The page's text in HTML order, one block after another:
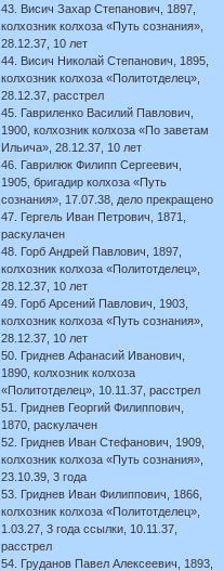
43. Висич Захар Степанович, 1897,
колхозник колхоза «Путь сознания»,
28.12.37, 10 лет
44. Висич Николай Степанович, 1895,
колхозник колхоза «Политотделец»,
28.12.37, расстрел
45. Гавриленко Василий Павлович,
1900, колхозник колхоза «По заветам
Ильича», 28.12.37, 10 лет
46. Гаврилюк Филипп Сергеевич,
1905, бригадир колхоза «Путь
сознания», 17.07.38, дело прекращено
47. Гергель Иван Петрович, 1871,
раскулачен
48. Горб Андрей Павлович, 1897,
колхозник колхоза «Политотделец»,
28.12.37, 10 лет
49. Горб Арсений Павлович, 1903,
колхозник колхоза «Путь сознания»,
28.12.37, 10 лет
50. Гриднев Афанасий Иванович,
1890, колхозник колхоза
«Политотделец», 10.11.37, расстрел
51. Гриднев Георгий Филиппович,
1870, раскулачен
52. Гриднев Иван Стефанович, 1909,
колхозник колхоза «Путь сознания»,
23.10.39, 3 года
53. Гриднев Иван Филиппович, 1866,
колхозник колхоза «Политотделец»,
1.03.27, 3 года ссылки, 10.11.37,
расстрел
54. Груданов Павел Алексеевич, 1893,